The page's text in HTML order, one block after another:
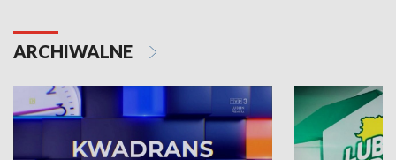
ARCHIWALNE